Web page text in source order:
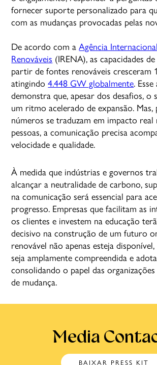
fornecer suporte personalizado para
com as mudanças provocadas pelas
De acordo com aAgência
Renováveis (IRENA), as capacidades
partir de fontes renováveis cresceram
atingindo4.448 GW globalmente.
demonstra que, apesar dos desafios, o
um ritmo acelerado de expansão. Mas,
números se traduzam em impacto real
pessoas, a comunicação precisa
velocidade e qualidade.
À medida que indústrias e governos
alcançar a neutralidade de carbono,
na comunicação será essencial para
progresso. Empresas que facilitam as
os clientes e investem na educação
decisivo na construção de um futuro
renovável não apenas esteja
seja amplamente compreendida e
consolidando o papel das
de mudança.
Media
BAIXAR PRESS KIT